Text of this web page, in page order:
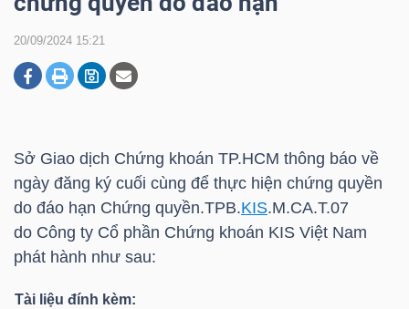
20/09/2024 15:21
Sở Giao dịch Chứng khoán TP.HCM thông báo về
ngày đăng ký cuối cùng để thực hiện chứng quyền
do đáo hạn Chứng quyền.TPB.KIS.M.CA.T.07
do Công ty Cổ phần Chứng khoán KIS Việt Nam
phát hành như sau:
Tài liệu đính kèm:
DOANH
BẤT
ĐỘNG
SẢN